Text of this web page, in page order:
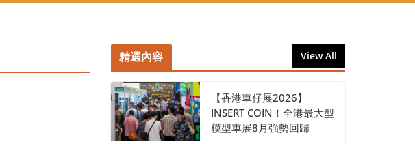
精選內容 View All
【香港車仔展2026】
INSERT COIN！全港最大型
模型車展8月強勢回歸